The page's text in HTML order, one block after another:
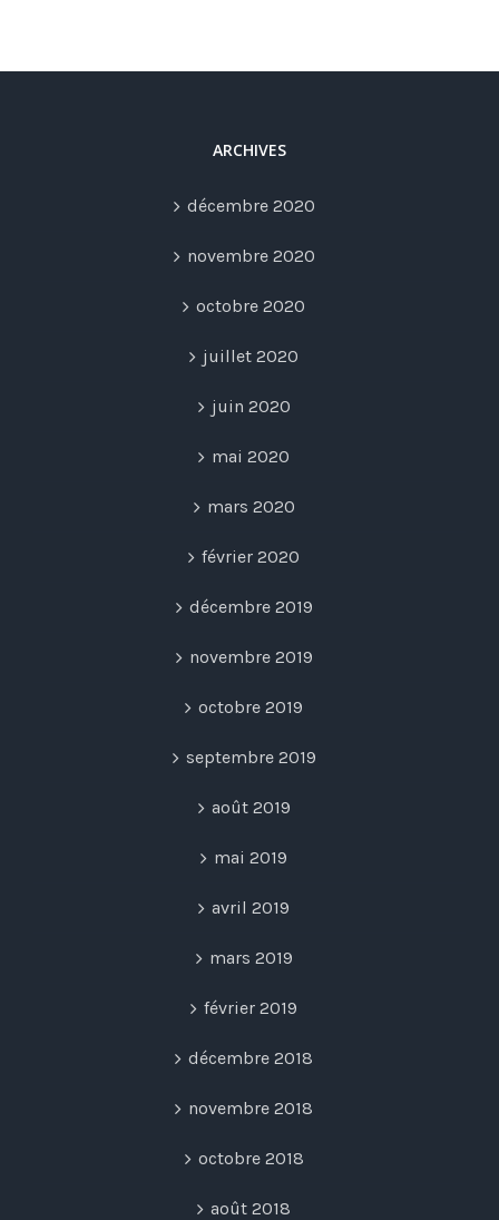
ARCHIVES
décembre 2020
novembre 2020
octobre 2020
juillet 2020
juin 2020
mai 2020
mars 2020
février 2020
décembre 2019
novembre 2019
octobre 2019
septembre 2019
août 2019
mai 2019
avril 2019
mars 2019
février 2019
décembre 2018
novembre 2018
octobre 2018
août 2018